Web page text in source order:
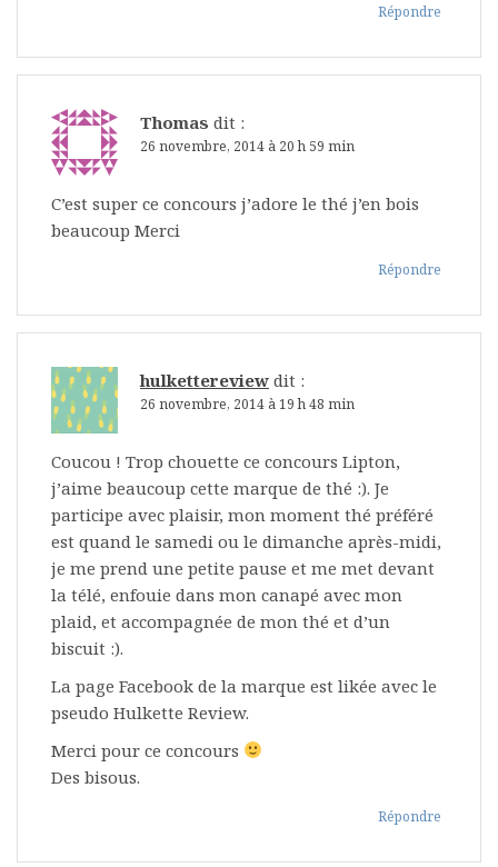
Répondre
Thomas dit :
26 novembre, 2014 à 20 h 59 min
C’est super ce concours j’adore le thé j’en bois
beaucoup Merci
Répondre
hulkettereview dit :
26 novembre, 2014 à 19 h 48 min
Coucou ! Trop chouette ce concours Lipton,
j’aime beaucoup cette marque de thé :). Je
participe avec plaisir, mon moment thé préféré
est quand le samedi ou le dimanche après-midi,
je me prend une petite pause et me met devant
la télé, enfouie dans mon canapé avec mon
plaid, et accompagnée de mon thé et d’un
biscuit :).
La page Facebook de la marque est likée avec le
pseudo Hulkette Review.
Merci pour ce concours
Des bisous.
Répondre